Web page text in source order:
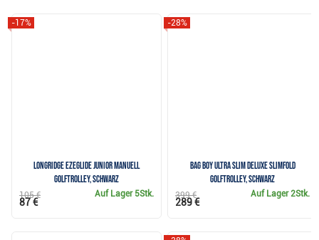
Longridge Ezeglide Junior Manuell
Golftrolley, schwarz
-17%
Auf Lager 5Stk.
105 €
87 €
Bag Boy Ultra Slim Deluxe SLIMFOLD
Golftrolley, schwarz
-28%
Auf Lager2Stk.
399 €
289 €